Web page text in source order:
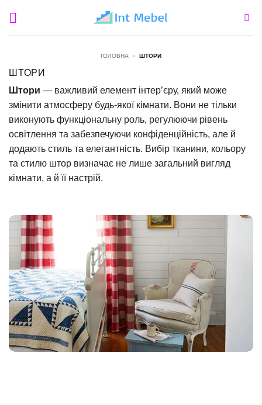
ГОЛОВНА » ШТОРИ
ШТОРИ
Штори — важливий елемент інтер’єру, який може
змінити атмосферу будь-якої кімнати. Вони не тільки
виконують функціональну роль, регулюючи рівень
освітлення та забезпечуючи конфіденційність, але й
додають стиль та елегантність. Вибір тканини, кольору
та стилю штор визначає не лише загальний вигляд
кімнати, а й її настрій.